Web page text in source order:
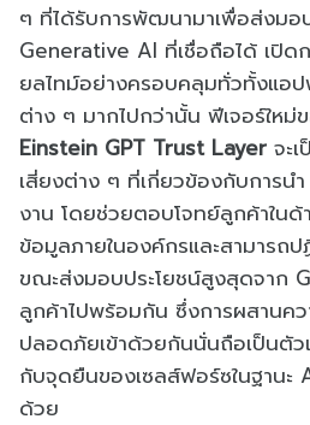
ๆ ที่ได้รับการพัฒนามาเพื่อส่งมอ
Generative AI ที่เชื่อถือได้ เปิด
ยลไทม์อย่างครอบคลุมทั่วทั้งแอป
ต่าง ๆ มากไปกว่านั้น ฟีเจอร์ให
Einstein GPT Trust Layer จะ
เสี่ยงต่าง ๆ ที่เกี่ยวข้องกับการน
งาน โดยช่วยตอบโจทย์ลูกค้าใน
ข้อมูลภายในองค์กรและสามารถ
ขณะส่งมอบประโยชน์สูงสุดจาก
ลูกค้าไปพร้อมกัน ซึ่งการผสานคว
ปลอดภัยเข้าด้วยกันนั่นถือเป็นตัว
กับจุดยืนของเซลส์ฟอร์ซในฐานะ
ด้วย